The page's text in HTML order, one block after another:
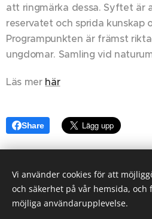
att ringmärka dessa. Syftet är
reservatet och sprida kunskap
Programpunkten är främst
ungdomar. Samling vid
Läs mer här
Share
© 2024 Alla
Cookies
Vi använder cookies för att
och säkerhet på vår hemsida,
möjliga användarupplevelse.